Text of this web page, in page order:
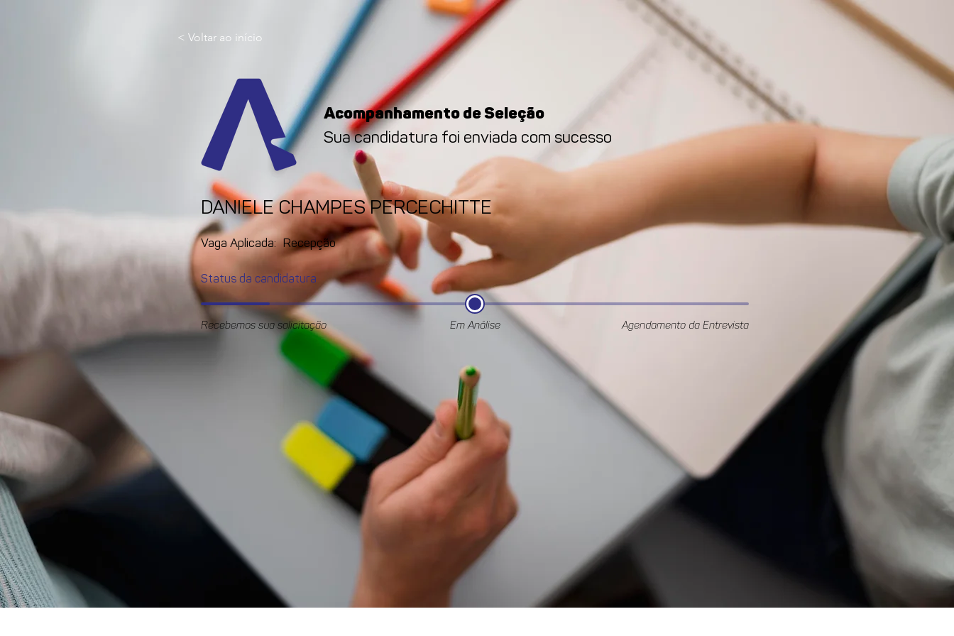
< Voltar ao início
Acompanhamento de Seleção
Sua candidatura foi enviada com sucesso
DANIELE CHAMPES PERCECHITTE
Vaga Aplicada: Recepção
Status da candidatura
Recebemos sua solicitação Em Análise Agendamento da Entrevista